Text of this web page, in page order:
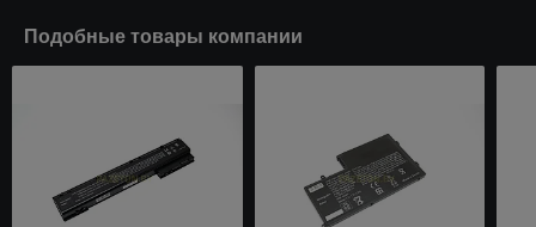
Подобные товары компании